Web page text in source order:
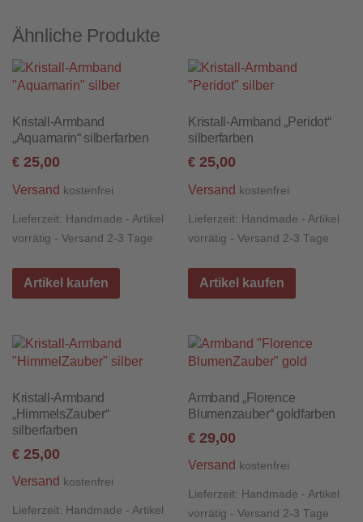
Ähnliche Produkte
Kristall-Armband
„Aquamarin“ silberfarben
€ 25,00
Versand kostenfrei
Lieferzeit: Handmade - Artikel
vorrätig - Versand 2-3 Tage
Artikel kaufen
Kristall-Armband „Peridot“
silberfarben
€ 25,00
Versand kostenfrei
Lieferzeit: Handmade - Artikel
vorrätig - Versand 2-3 Tage
Artikel kaufen
Kristall-Armband
„HimmelsZauber“
silberfarben
€ 25,00
Versand kostenfrei
Lieferzeit: Handmade - Artikel
Armband „Florence
Blumenzauber“ goldfarben
€ 29,00
Versand kostenfrei
Lieferzeit: Handmade - Artikel
vorrätig - Versand 2-3 Tage